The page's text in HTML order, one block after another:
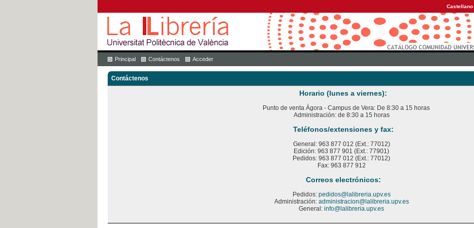
Castellano
Principal Contáctenos Acceder
Contáctenos
Horario (lunes a viernes):
Punto de venta Ágora - Campus de Vera: De 8:30 a 15 horas
Administración: de 8:30 a 15 horas
Teléfonos/extensiones y fax:
General: 963 877 012 (Ext.: 77012)
Edición: 963 877 901 (Ext.: 77901)
Pedidos: 963 877 012 (Ext.: 77012)
Fax: 963 877 912
Correos electrónicos:
Pedidos: pedidos@lalibreria.upv.es
Administración: administracion@lalibreria.upv.es
General: info@lalibreria.upv.es